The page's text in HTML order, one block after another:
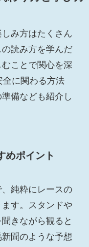
み方はたくさん
読み方を学んだ
ことで関心を深
に関わる方法
備なども紹介し
めポイント
純粋にレースの
す。スタンドや
きながら観ると
聞のような予想